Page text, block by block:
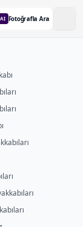
AI Fotoğrafla Ara